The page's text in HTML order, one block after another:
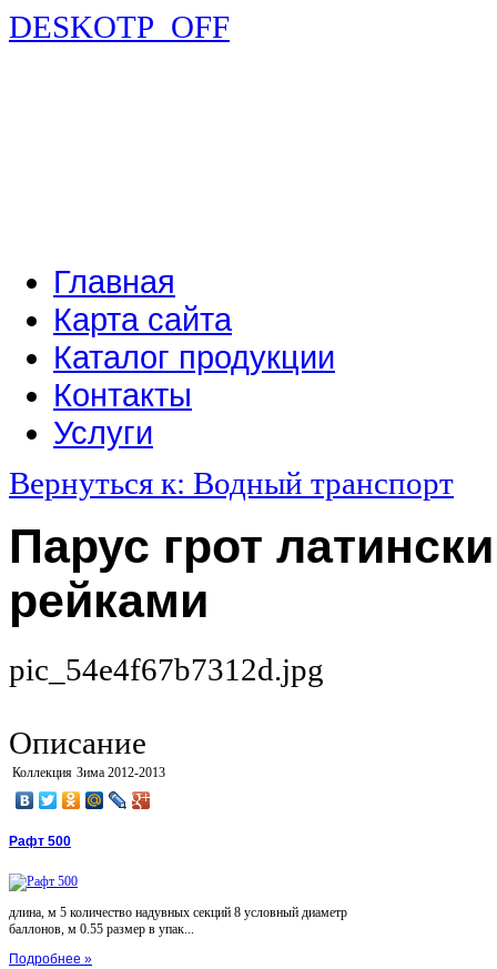
DESKOTP_OFF
Главная
Карта сайта
Каталог продукции
Контакты
Услуги
Вернуться к: Водный транспорт
Парус грот
рейками
pic_54e4f67b7312d.jpg
Описание
Коллекция Зима 2012-2013
Рафт 500
длина, м 5 количество надувных секций 8 условный диаметр
баллонов, м 0.55 размер в упак...
Подробнее »